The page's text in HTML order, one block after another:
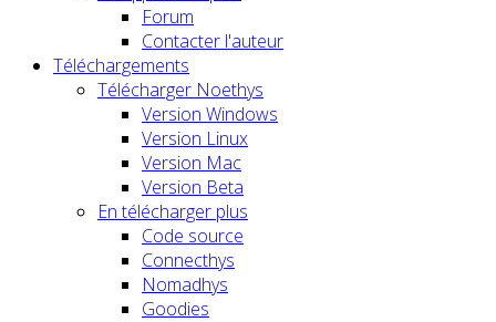
Forum
Contacter l'auteur
Téléchargements
Télécharger Noethys
Version Windows
Version Linux
Version Mac
Version Beta
En télécharger plus
Code source
Connecthys
Nomadhys
Goodies